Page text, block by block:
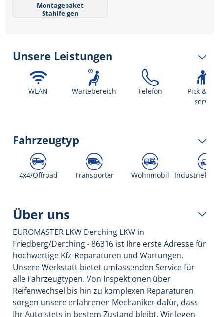
Montagepaket
Stahlfelgen
Unsere Leistungen
WLAN Wartebereich Telefon
Pick &
service
Fahrzeugtyp
4x4/Offroad Transporter Wohnmobil
Über uns
EUROMASTER LKW Derching LKW in
Friedberg/Derching - 86316 ist Ihre erste Adresse für
hochwertige Kfz-Reparaturen und Wartungen.
Unsere Werkstatt bietet umfassenden Service für
alle Fahrzeugtypen. Von Inspektionen über
Reifenwechsel bis hin zu komplexen Reparaturen
sorgen unsere erfahrenen Mechaniker dafür, dass
Ihr Auto stets in bestem Zustand bleibt. Wir legen